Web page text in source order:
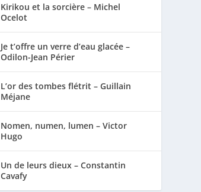
Kirikou et la sorcière – Michel
Ocelot
Je t’offre un verre d’eau glacée –
Odilon-Jean Périer
L’or des tombes flétrit – Guillain
Méjane
Nomen, numen, lumen – Victor
Hugo
Un de leurs dieux – Constantin
Cavafy